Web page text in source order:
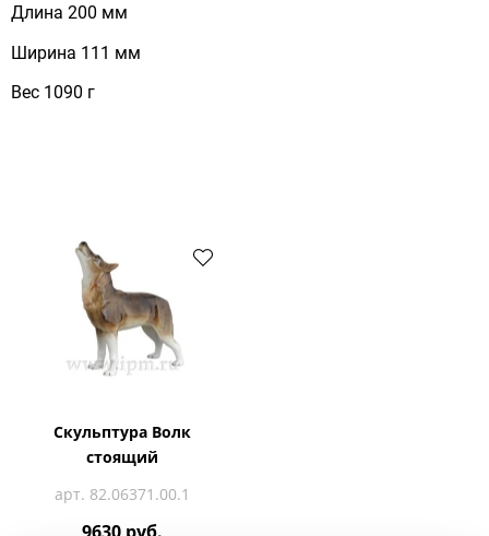
Длина 200 мм
Ширина 111 мм
Вес 1090 г
Скульптура Волк
стоящий
арт. 82.06371.00.1